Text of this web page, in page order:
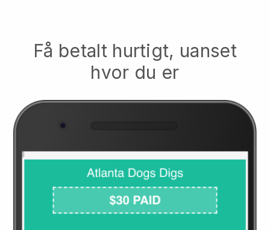
Få betalt hurtigt, uanset
hvor du er